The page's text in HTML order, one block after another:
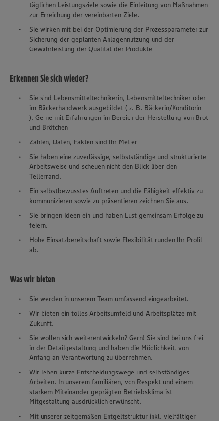
täglichen Leistungsziele sowie die Einleitung von Maßnahmen
zur Erreichung der vereinbarten Ziele.
Sie wirken mit bei der Optimierung der Prozessparameter zur
Sicherung der geplanten Anlagennutzung und der
Gewährleistung der Qualität der Produkte.
Erkennen Sie sich wieder?
Sie sind Lebensmitteltechnikerin, Lebensmitteltechniker oder
im Bäckerhandwerk ausgebildet ( z. B. Bäckerin/Konditorin
). Gerne mit Erfahrungen im Bereich der Herstellung von Brot
und Brötchen
Zahlen, Daten, Fakten sind Ihr Metier
Sie haben eine zuverlässige, selbstständige und strukturierte
Arbeitsweise und scheuen nicht den Blick über den
Tellerrand.
Ein selbstbewusstes Auftreten und die Fähigkeit effektiv zu
kommunizieren sowie zu präsentieren zeichnen Sie aus.
Sie bringen Ideen ein und haben Lust gemeinsam Erfolge zu
feiern.
Hohe Einsatzbereitschaft sowie Flexibilität runden Ihr Profil
ab.
Was wir bieten
Sie werden in unserem Team umfassend eingearbeitet.
Wir bieten ein tolles Arbeitsumfeld und Arbeitsplätze mit
Zukunft.
Sie wollen sich weiterentwickeln? Gern! Sie sind bei uns frei
in der Detailgestaltung und haben die Möglichkeit, von
Anfang an Verantwortung zu übernehmen.
Wir leben kurze Entscheidungswege und selbständiges
Arbeiten. In unserem familiären, von Respekt und einem
starkem Miteinander geprägten Betriebsklima ist
Mitgestaltung ausdrücklich erwünscht.
Mit unserer zeitgemäßen Entgeltstruktur inkl. vielfältiger